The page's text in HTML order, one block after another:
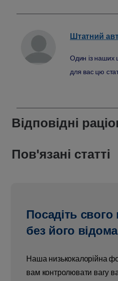
Штатний
Один із наших
для вас цю
Відповідні
Пов'язані статті
Посадіть свого
без його відома
Наша низькокалорійна
вам контролювати вагу